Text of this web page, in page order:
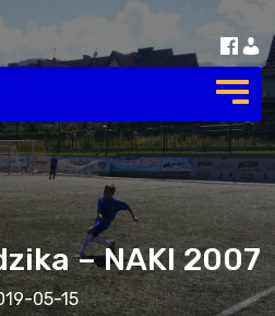
– NAKI 2007
05-15